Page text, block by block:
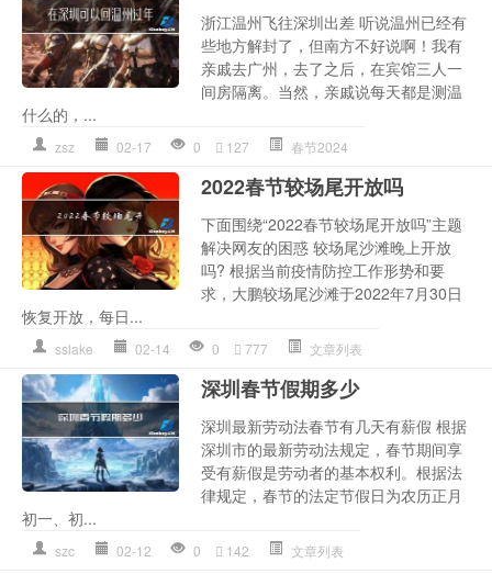
浙江温州飞往深圳出差 听说温州已经有
些地方解封了，但南方不好说啊！我有
亲戚去广州，去了之后，在宾馆三人一
间房隔离。当然，亲戚说每天都是测温
什么的，...
zsz 02-17 0 127 春节2024
2022春节较场尾开放吗
下面围绕“2022春节较场尾开放吗”主题
解决网友的困惑 较场尾沙滩晚上开放
吗? 根据当前疫情防控工作形势和要
求，大鹏较场尾沙滩于2022年7月30日
恢复开放，每日...
sslake 02-14 0 777 文章列表
深圳春节假期多少
深圳最新劳动法春节有几天有薪假 根据
深圳市的最新劳动法规定，春节期间享
受有薪假是劳动者的基本权利。根据法
律规定，春节的法定节假日为农历正月
初一、初...
szc 02-12 0 142 文章列表